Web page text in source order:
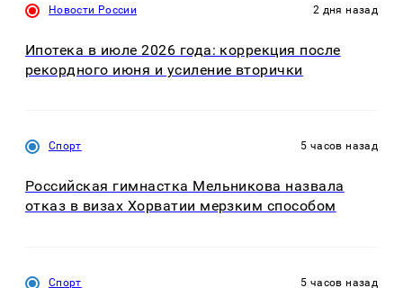
Новости России 2 дня назад
Ипотека в июле 2026 года: коррекция после
рекордного июня и усиление вторички
Спорт 5 часов назад
Российская гимнастка Мельникова назвала
отказ в визах Хорватии мерзким способом
Спорт 5 часов назад